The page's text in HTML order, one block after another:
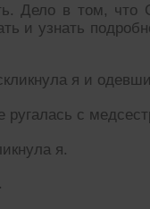
Дело в том,
и узнать
я и
с
я.